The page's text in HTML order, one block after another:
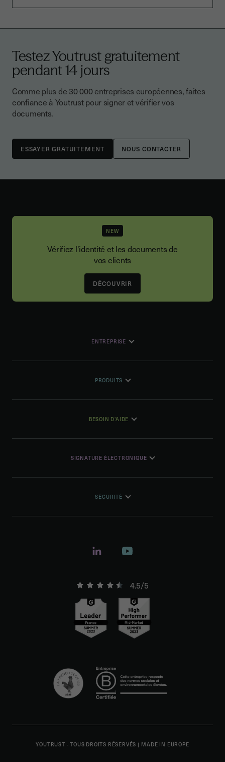
Testez Youtrust gratuitement
pendant 14 jours
Comme plus de 30 000 entreprises européennes, faites
confiance à Youtrust pour signer et vérifier vos
documents.
NOUS CONTACTER
NEW
Vérifiez l'identité et les documents de
vos clients
DÉCOUVRIR
ENTREPRISE
PRODUITS
BESOIN D'AIDE
SIGNATURE ÉLECTRONIQUE
SÉCURITÉ
4.5/5
YOUTRUST - TOUS DROITS RÉSERVÉS | MADE IN EUROPE